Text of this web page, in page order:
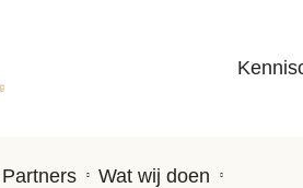
Partners Wat wij doen